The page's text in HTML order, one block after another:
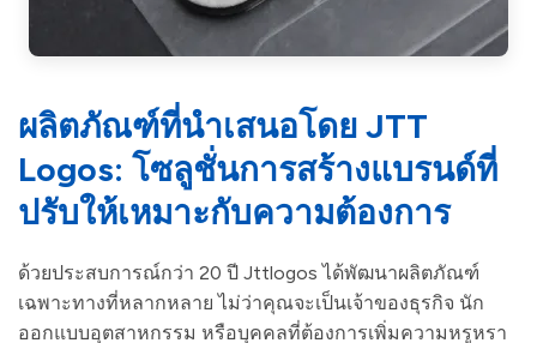
ผลิตภัณฑ์ที่นำเสนอโดย JTT
Logos: โซลูชั่นการสร้างแบรนด์ที่
ปรับให้เหมาะกับความต้องการ
ด้วยประสบการณ์กว่า 20 ปี Jttlogos ได้พัฒนาผลิตภัณฑ์
เฉพาะทางที่หลากหลาย ไม่ว่าคุณจะเป็นเจ้าของธุรกิจ นัก
ออกแบบอุตสาหกรรม หรือบุคคลที่ต้องการเพิ่มความหรูหรา